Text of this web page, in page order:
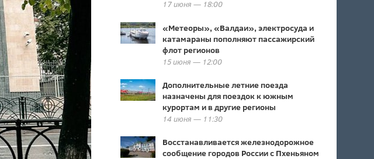
17 июня — 18:00
«Метеоры», «Валдаи», электросуда и
катамараны пополняют пассажирский
флот регионов
15 июня — 12:00
Дополнительные летние поезда
назначены для поездок к южным
курортам и в другие регионы
14 июня — 11:30
Восстанавливается железнодорожное
сообщение городов России с Пхеньяном